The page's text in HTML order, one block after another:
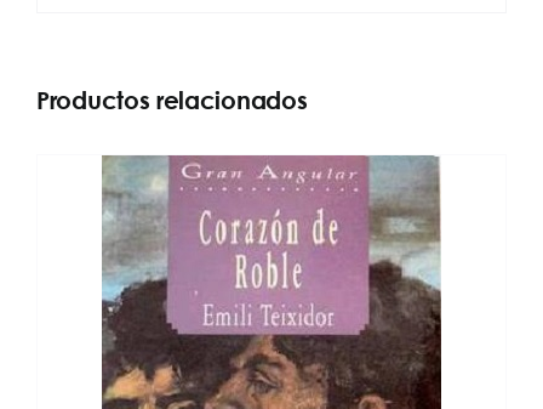
Productos relacionados